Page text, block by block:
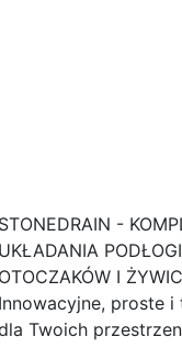
STONEDRAIN -
UKŁADANIA
OTOCZAKÓW I
Innowacyjne, proste i
Twoich